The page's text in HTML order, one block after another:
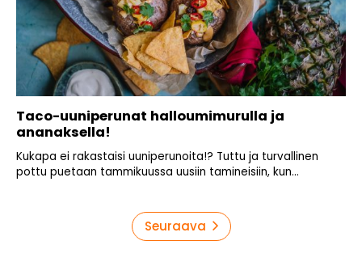
Taco-uuniperunat halloumimurulla ja
ananaksella!
Kukapa ei rakastaisi uuniperunoita!? Tuttu ja turvallinen
pottu puetaan tammikuussa uusiin tamineisiin, kun...
Seuraava